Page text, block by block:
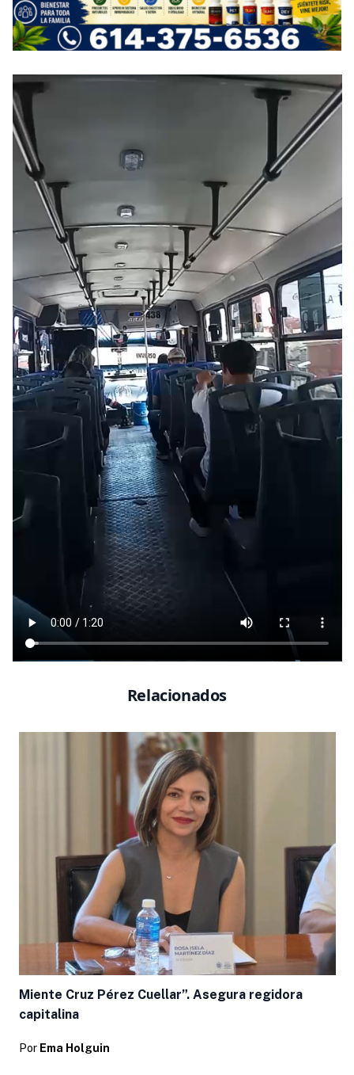
Relacionados
Miente Cruz Pérez Cuellar”. Asegura regidora
capitalina
Por Ema Holguin